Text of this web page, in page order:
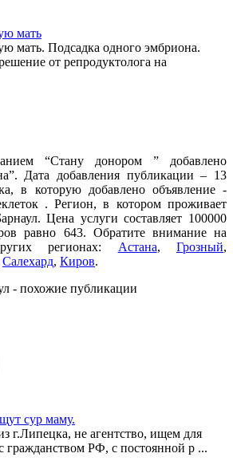
мать
мать. Подсадка одного эмбриона.
от репродуктолога на
“Стану донором ” добавлено
Дата добавления публикации – 13
в которую добавлено объявление -
. Регион, в котором проживает
Цена услуги составляет 100000
равно 643. Обратите внимание на
регионах: Астана,Грозный,
Салехард, Киров.
- похожие публикации
сур маму.
г.Липецка, не агентство, ищем для
гражданством РФ, с постоянной р ...